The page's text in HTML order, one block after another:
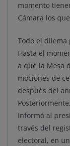
momento
Cámara los
Todo el dilema
Hasta el
a que la Mesa
mociones de
después del
informó al
través del
electoral, en